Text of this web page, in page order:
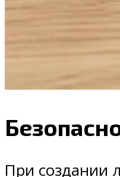
При создании